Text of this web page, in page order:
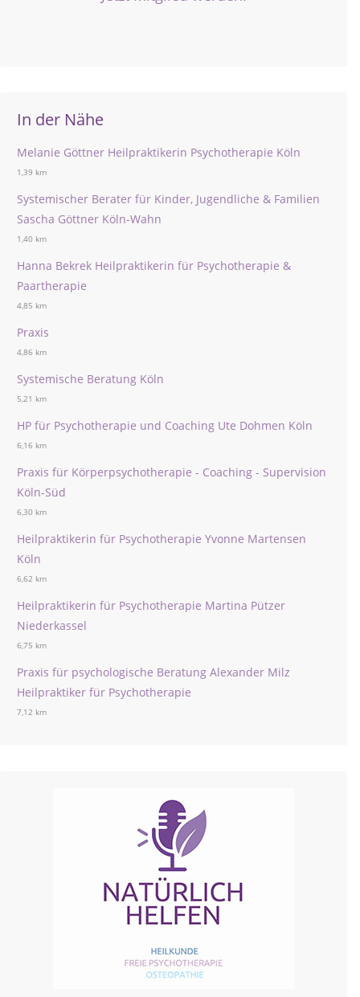
In der Nähe
Melanie Göttner Heilpraktikerin Psychotherapie Köln
1,39 km
Systemischer Berater für Kinder, Jugendliche & Familien
Sascha Göttner Köln-Wahn
1,40 km
Hanna Bekrek Heilpraktikerin für Psychotherapie &
Paartherapie
4,85 km
Praxis
4,86 km
Systemische Beratung Köln
5,21 km
HP für Psychotherapie und Coaching Ute Dohmen Köln
6,16 km
Praxis für Körperpsychotherapie - Coaching - Supervision
Köln-Süd
6,30 km
Heilpraktikerin für Psychotherapie Yvonne Martensen
Köln
6,62 km
Heilpraktikerin für Psychotherapie Martina Pützer
Niederkassel
6,75 km
Praxis für psychologische Beratung Alexander Milz
Heilpraktiker für Psychotherapie
7,12 km